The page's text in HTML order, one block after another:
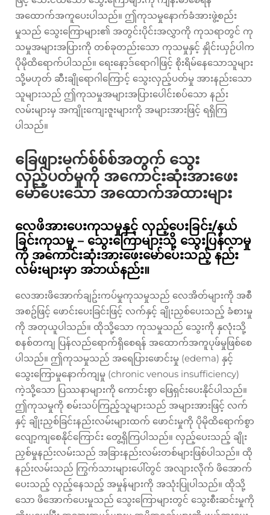
အထောက်အကူပေးပါသည်။ ဤကုသမှုနောက်ခံအားဖွဲ့စည်း
မှုသည် သွေးကြောများ၏ အတွင်းပိုင်းအလွှာကို ကုသရာတွင် ကု
သမှုအများအပြားကို တစ်ခုတည်းသော ကုသမှုနှင့် နှိုင်းယှဉ်ပါက
ပိုမိုထိရောက်ပါသည်။ ရေးနော့ဒ်ရောဂါဖြင့် စိုးရိမ်နေသောသူများ
သို့မဟုတ် ဆီးချိုရောဂါကြောင့် သွေးလှည့်ပတ်မှု အားနည်းသော
သူများသည် ဤကုသမှုအများအပြားပေါင်းစပ်သော နည်း
လမ်းများမှ အကျိုးကျေးဇူးများကို အများအားဖြင့် ရရှိကြ
ပါသည်။
ခြေဖျားမက်စ်စ်စ်အတွက် သွေး
လှည့်ပတ်မှုကို အကောင်းဆုံးအားဖေး
မော်ပေးသော အထောက်အထားများ
လေဖိအားပေးကုသမှုနှင့် လှည့်ပေးခြင်း/နယ်
ခြင်းကုသမှု – သွေးကြောများသို့ သွေးပြန်လာမှု
ကို အကောင်းဆုံးအားဖေးမော်ပေးသည့် နည်း
လမ်းများမှာ အဘယ်နည်း။
လေအားဖိအောက်ချဥ်းကပ်မှုကုသမှုသည် လေအိတ်များကို အစီ
အစဥ်ဖြင့် ဖောင်းပေးခြင်းဖြင့် လက်နှင့် ချိုးညှစ်ပေးသည့် ခံစားမှု
ကို အတုယူပါသည်။ ထိုသို့သော ကုသမှုသည် သွေးကို နှလုံးသို့
စနစ်တကျ ပြန်လည်ရောက်ရှိစေရန် အထောက်အကူပုဖ်မှုဖြစ်စေ
ပါသည်။ ဤကုသမှုသည် အရေပြားဖောင်းမှု (edema) နှင့်
သွေးကြောမှုနောက်ကျမှု (chronic venous insufficiency)
ကဲ့သို့သော ပြဿနာများကို ကောင်းစွာ ဖြေရှင်းပေးနိုင်ပါသည်။
ဤကုသမှုကို စမ်းသပ်ကြည့်သူများသည် အများအားဖြင့် လက်
နှင့် ချိုးညှစ်ခြင်းနည်းလမ်းများထက် ဖောင်းမှုကို ပိုမိုထိရောက်စွာ
လျော့ကျစေနိုင်ကြောင်း တွေ့ရှိကြပါသည်။ လှည့်ပေးသည့် ချိုး
ညှစ်မှုနည်းလမ်းသည် အခြားနည်းလမ်းတစ်များဖြစ်ပါသည်။ ထို
နည်းလမ်းသည် ကြွက်သားများပေါ်တွင် အလျားလိုက် ဖိအောက်
ပေးသည့် လှည့်နေသည့် အမှုန်များကို အသုံးပြုပါသည်။ ထိုသို့
သော ဖိအောက်ပေးမှုသည် သွေးကြောများတွင် သွေးစီးဆင်းမှုကို